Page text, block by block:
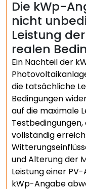
Die kWp-
nicht
Leistung
realen
Ein Nachteil der
die tatsächliche
Bedingungen
auf die maximale
vollständig
und Alterung der
Leistung einer
kWp-Angabe